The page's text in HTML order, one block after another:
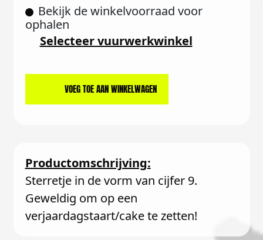
Bekijk de winkelvoorraad voor
ophalen
Selecteer vuurwerkwinkel
VOEG TOE AAN WINKELWAGEN
Productomschrijving:
Sterretje in de vorm van cijfer 9.
Geweldig om op een
verjaardagstaart/cake te zetten!